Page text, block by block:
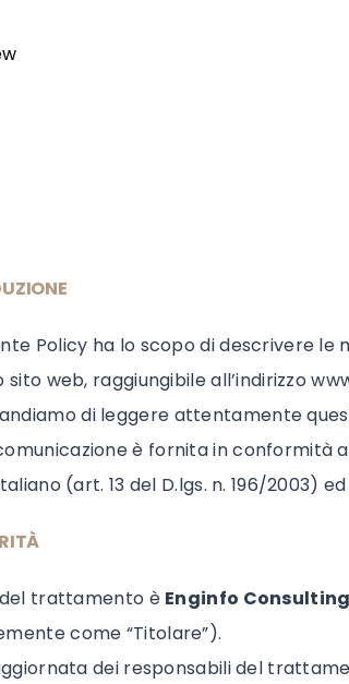
Policy ha lo scopo di descrivere
sito web, raggiungibile all’indirizzo
di leggere attentamente
è fornita in conformità
(art. 13 del D.lgs. n. 196/2003)
trattamento è Enginfo
come “Titolare”).
dei responsabili del